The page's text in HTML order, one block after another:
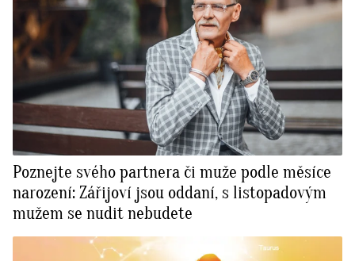
Poznejte svého partnera či muže podle měsíce
narození: Zářijoví jsou oddaní, s listopadovým
mužem se nudit nebudete